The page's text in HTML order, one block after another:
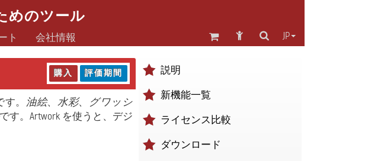
めのツール
JP
ト 会社情報
購入 評価期間
。 油絵、 水彩、
グワッシ
す。Artwork を使うと、デジ
説明
新機能一覧
ライセンス比較
ダウンロード